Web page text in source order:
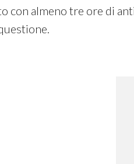
con almeno tre ore di